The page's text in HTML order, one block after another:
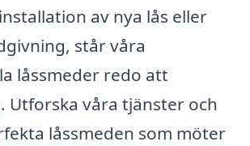
av nya lås eller
står våra
låssmeder redo att
Utforska våra tjänster och
låssmeden som möter